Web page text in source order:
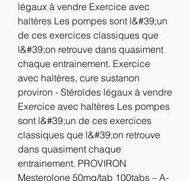
légaux à vendre Exercice avec
haltères Les pompes sont l&#39;un
de ces exercices classiques que
l&#39;on retrouve dans quasiment
chaque entrainement. Exercice
avec haltères, cure sustanon
proviron - Stéroïdes légaux à vendre
Exercice avec haltères Les pompes
sont l&#39;un de ces exercices
classiques que l&#39;on retrouve
dans quasiment chaque
entrainement. PROVIRON
Mesterolone 50mg/tab 100tabs – A-